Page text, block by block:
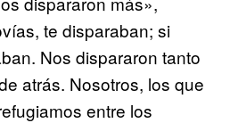
te disparaban; si
Nos dispararon tanto
atrás. Nosotros, los que
entre los